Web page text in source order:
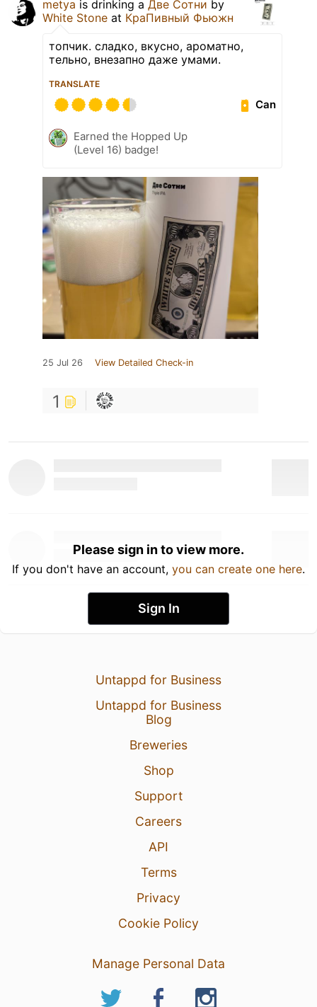
metya is drinking a Две Сотни by
White Stone at КраПивный Фьюжн
топчик. сладко, вкусно, ароматно,
тельно, внезапно даже умами.
TRANSLATE
Can
Earned the Hopped Up
(Level 16) badge!
25 Jul 26 View Detailed Check-in
1
Please sign in to view more.
If you don't have an account, you can create one here.
Sign In
Untappd for Business
Untappd for Business
Blog
Breweries
Shop
Support
Careers
API
Terms
Privacy
Cookie Policy
Manage Personal Data